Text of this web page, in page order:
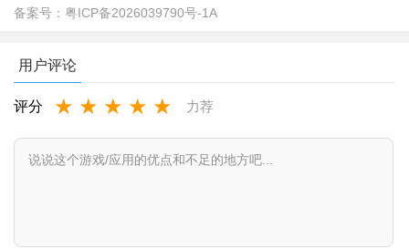
备案号： 粤ICP备2026039790号-1A
用户评论
评分 ★ ★ ★ ★ ★ 力荐